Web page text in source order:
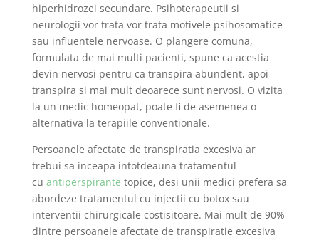
hiperhidrozei secundare. Psihoterapeutii si
neurologii vor trata vor trata motivele psihosomatice
sau influentele nervoase. O plangere comuna,
formulata de mai multi pacienti, spune ca acestia
devin nervosi pentru ca transpira abundent, apoi
transpira si mai mult deoarece sunt nervosi. O vizita
la un medic homeopat, poate fi de asemenea o
alternativa la terapiile conventionale.
Persoanele afectate de transpiratia excesiva ar
trebui sa inceapa intotdeauna tratamentul
cu antiperspirante topice, desi unii medici prefera sa
abordeze tratamentul cu injectii cu botox sau
interventii chirurgicale costisitoare. Mai mult de 90%
dintre persoanele afectate de transpiratie excesiva